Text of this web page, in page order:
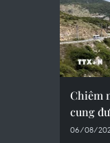
Chiêm
cung
06/08/